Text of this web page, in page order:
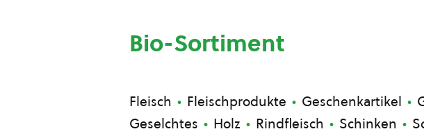
Bio-Sortiment
Fleisch Fleischprodukte Geschenkartikel
Geselchtes
Holz Rindfleisch Schinken